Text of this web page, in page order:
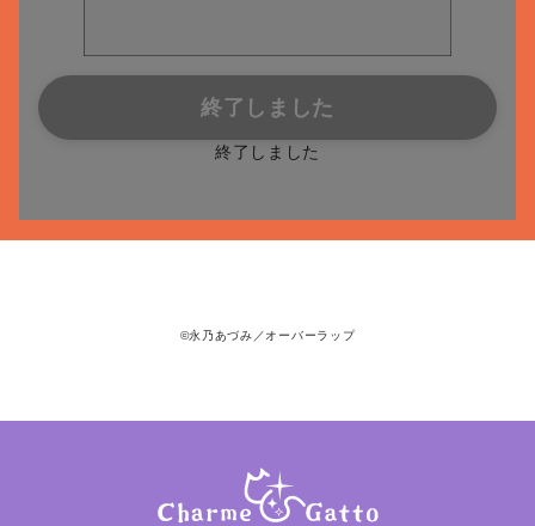
終了しました
終了しました
©永乃あづみ／オーバーラップ